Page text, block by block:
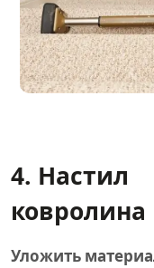
4. Настил
ковролина
Уложить